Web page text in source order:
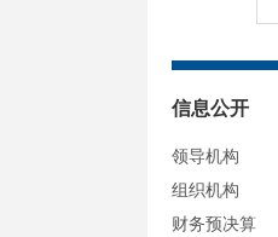
信息公开
领导机构
组织机构
财务预决算